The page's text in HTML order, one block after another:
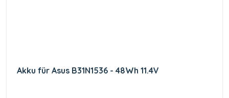
Akku für Asus B31N1536 - 48Wh 11.4V